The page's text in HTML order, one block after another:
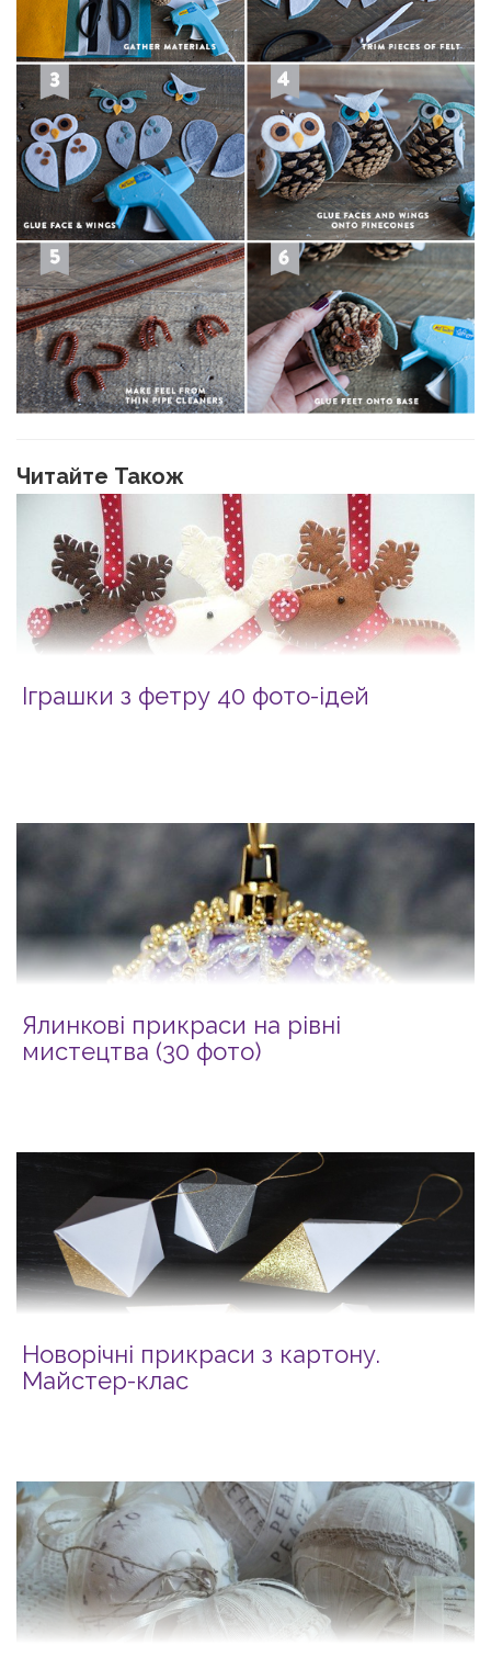
Читайте Також
Іграшки з фетру 40 фото-ідей
Ялинкові прикраси на рівні
мистецтва (30 фото)
Новорічні прикраси з картону.
Майстер-клас